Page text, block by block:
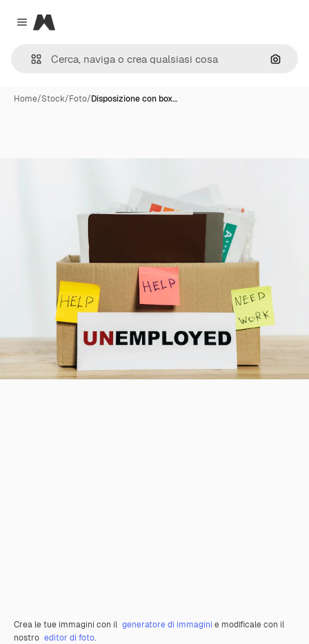
Close menu
Magnific
Cerca
Home/Stock/Foto/Disposizione con box…
Crea le tue immagini con il generatore di immagini e modificale con il
nostro editor di foto.